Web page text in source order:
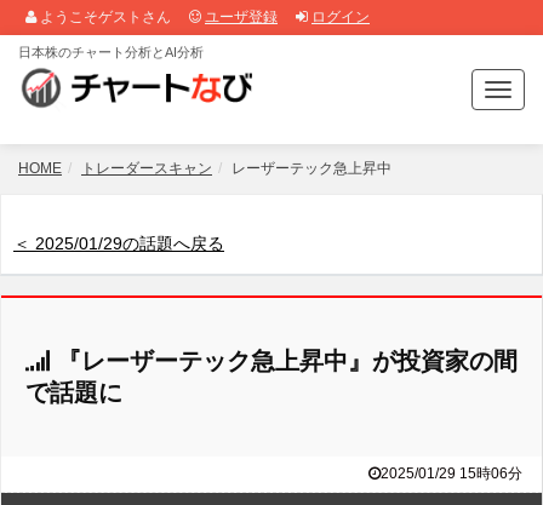
ようこそゲストさん ユーザ登録 ログイン
T
o
g
a
日本株のチャート分析とAI分析
HOME トレーダースキャン レーザーテック急上昇中
＜ 2025/01/29の話題へ戻る
『レーザーテック急上昇中』が投資家の間
で話題に
2025/01/29 15時06分